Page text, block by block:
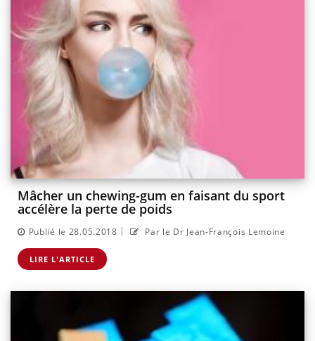
Mâcher un chewing-gum en faisant du sport
accélère la perte de poids
Publié le 28.05.2018 | Par le Dr Jean-François Lemoine
LIRE L'ARTICLE